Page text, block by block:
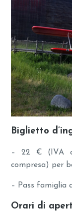
Biglietto
– 22 € (IVA
compresa) per
– Pass famiglia
Orari di